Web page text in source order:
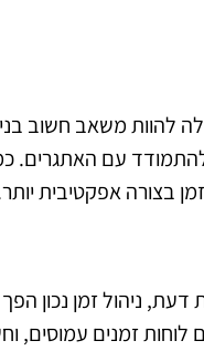
משאב חשוב
עם האתגרים.
בצורה אפקטיבית
דעת, ניהול זמן נכון
זמנים עמוסים,